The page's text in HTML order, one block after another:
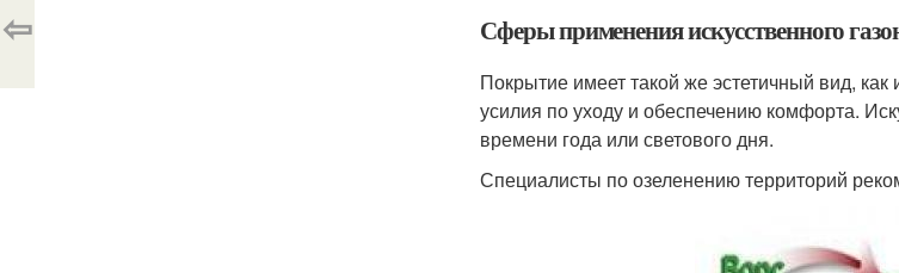
Сферы применения искусственного
Покрытие имеет такой же эстетичный вид,
усилия по уходу и обеспечению комфорта.
времени года или светового дня.
Специалисты по озеленению территорий
⇦